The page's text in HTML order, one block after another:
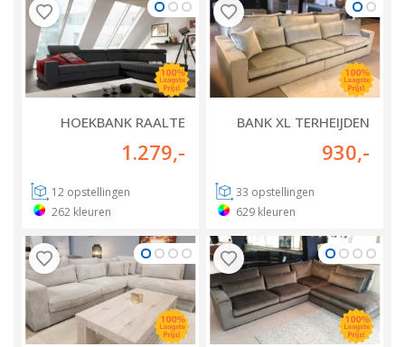
HOEKBANK RAALTE
1.279,-
12 opstellingen
262 kleuren
BANK XL TERHEIJDEN
930,-
33 opstellingen
629 kleuren